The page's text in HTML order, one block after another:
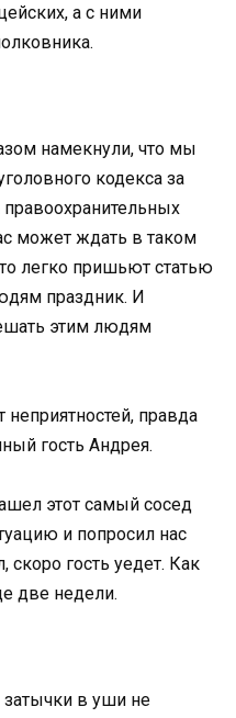
а с ними
намекнули, что мы
кодекса за
может ждать в таком
легко пришьют статью
праздник. И
этим людям
неприятностей, правда
гость Андрея.
этот самый сосед
и попросил нас
гость уедет. Как
две недели.
затычки в уши не